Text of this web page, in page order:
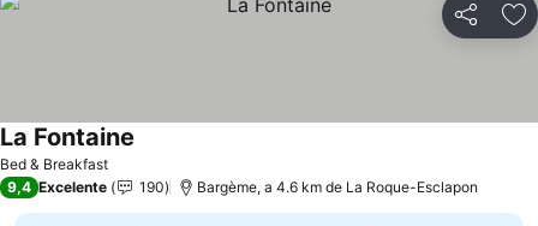
Partilhar
Bed & Breakfast
La Fontaine
9,4 Excelente 190 Bargème, a 4.6 km de La Roque-Esclapon